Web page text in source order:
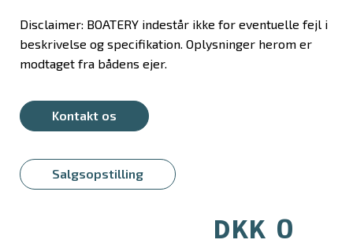
Disclaimer: BOATERY indestår ikke for eventuelle fejl i
beskrivelse og specifikation. Oplysninger herom er
modtaget fra bådens ejer.
Kontakt os
Salgsopstilling
DKK 0